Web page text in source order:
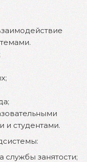
и студентами.
службы занятости;